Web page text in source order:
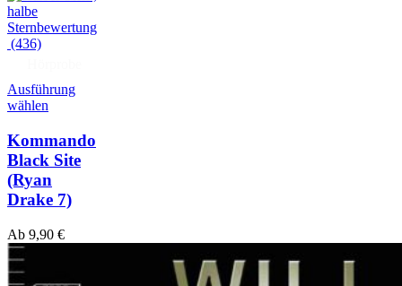
(436)
Ausführung
wählen
Kommando
Black Site
(Ryan
Drake 7)
Ab 9,90 €